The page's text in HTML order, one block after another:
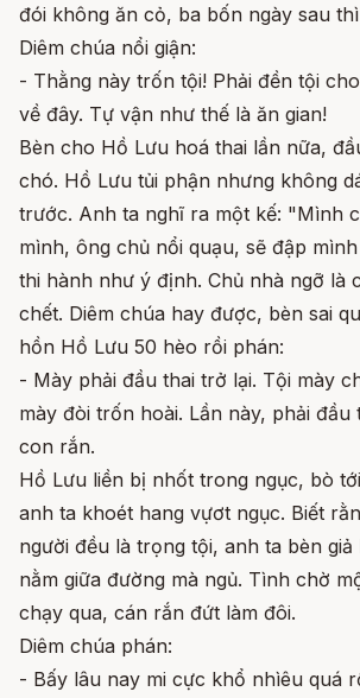
đói không ăn cỏ, ba bốn ngày sau
Diêm chúa nổi giận:
- Thằng này trốn tội! Phải đền tội
về đây. Tự vận như thế là ăn gian!
Bèn cho Hồ Lưu hoá thai lần nữa,
chó. Hồ Lưu tủi phận nhưng không
trước. Anh ta nghĩ ra một kế: "Mình
mình, ông chủ nổi quạu, sẽ đập
thi hành như ý định. Chủ nhà ngỡ là
chết. Diêm chúa hay được, bèn sai
hồn Hồ Lưu 50 hèo rồi phán:
- Mày phải đầu thai trở lại. Tội mày
mày đòi trốn hoài. Lần này, phải đầu
con rắn.
Hồ Lưu liền bị nhốt trong ngục, bò
anh ta khoét hang vựơt ngục. Biết
người đều là trọng tội, anh ta bèn
nằm giữa đường mà ngủ. Tình chờ
chạy qua, cán rắn đứt làm đôi.
Diêm chúa phán:
- Bấy lâu nay mi cực khổ nhìêu quá